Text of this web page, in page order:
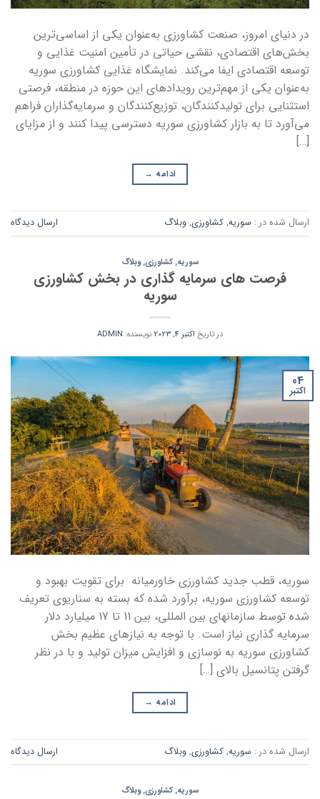
در دنیای امروز، صنعت کشاورزی به‌عنوان یکی از اساسی‌ترین
بخش‌های اقتصادی، نقشی حیاتی در تأمین امنیت غذایی و
توسعه اقتصادی ایفا می‌کند. نمایشگاه غذایی کشاورزی سوریه
به‌عنوان یکی از مهم‌ترین رویدادهای این حوزه در منطقه، فرصتی
استثنایی برای تولیدکنندگان، توزیع‌کنندگان و سرمایه‌گذاران فراهم
می‌آورد تا به بازار کشاورزی سوریه دسترسی پیدا کنند و از مزایای
[…]
ادامه →
ارسال شده در : سوریه, کشاورزی, وبلاگ ارسال دیدگاه
سوریه,کشاورزی,وبلاگ
فرصت های سرمایه گذاری در بخش کشاورزی
سوریه
در تاریخ اکتبر 4, 2023 نویسنده: ADMIN
04
اکتبر
سوریه، قطب جدید کشاورزی خاورمیانه برای تقویت بهبود و
توسعه کشاورزی سوریه، برآورد شده که بسته به سناریوی تعریف
شده توسط سازمانهای بین المللی، بین 11 تا 17 میلیارد دلار
سرمایه گذاری نیاز است. با توجه به نیازهای عظیم بخش
کشاورزی سوریه به نوسازی و افزایش میزان تولید و با در نظر
گرفتن پتانسیل بالای […]
ادامه →
ارسال شده در : سوریه, کشاورزی, وبلاگ ارسال دیدگاه
سوریه,کشاورزی,وبلاگ